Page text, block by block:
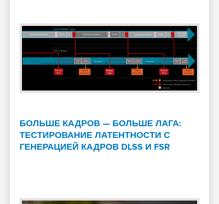
БОЛЬШЕ КАДРОВ — БОЛЬШЕ ЛАГА:
ТЕСТИРОВАНИЕ ЛАТЕНТНОСТИ С
ГЕНЕРАЦИЕЙ КАДРОВ DLSS И FSR